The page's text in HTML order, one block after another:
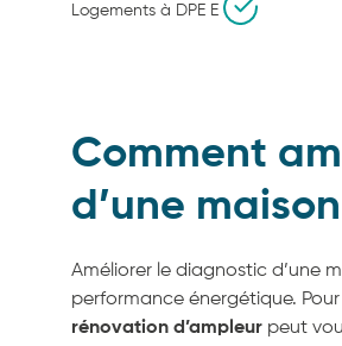
Logements à DPE E
Comment
d’une
Améliorer le diagnostic d’une
performance énergétique.
rénovation d’ampleur peut